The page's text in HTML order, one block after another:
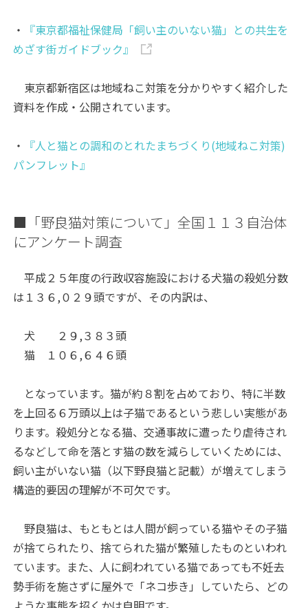
・
『東京都福祉保健局「飼い主のいない猫」との共生を
めざす街ガイドブック』
東京都新宿区は地域ねこ対策を分かりやすく紹介した
資料を作成・公開されています。
・
『人と猫との調和のとれたまちづくり(地域ねこ対策)
パンフレット』
■「野良猫対策について」全国１１３自治体
にアンケート調査
平成２５年度の行政収容施設における犬猫の殺処分数
は１３６,０２９頭ですが、その内訳は、
犬 ２９,３８３頭
猫 １０６,６４６頭
となっています。猫が約８割を占めており、特に半数
を上回る６万頭以上は子猫であるという悲しい実態があ
ります。殺処分となる猫、交通事故に遭ったり虐待され
るなどして命を落とす猫の数を減らしていくためには、
飼い主がいない猫（以下野良猫と記載）が増えてしまう
構造的要因の理解が不可欠です。
野良猫は、もともとは人間が飼っている猫やその子猫
が捨てられたり、捨てられた猫が繁殖したものといわれ
ています。また、人に飼われている猫であっても不妊去
勢手術を施さずに屋外で「ネコ歩き」していたら、どの